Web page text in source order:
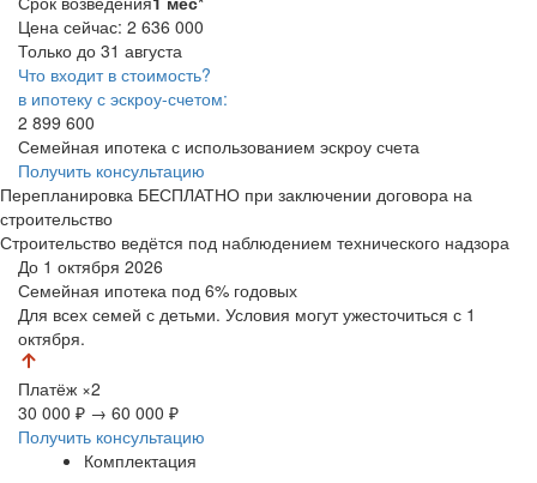
Цена сейчас: 2 636 000
Только до 31 августа
Что входит в стоимость?
в ипотеку с эскроу-счетом:
2 899 600
Семейная ипотека с использованием эскроу счета
Получить консультацию
Перепланировка БЕСПЛАТНО при заключении договора на
строительство
Строительство ведётся под наблюдением технического надзора
До 1 октября 2026
Семейная ипотека под 6% годовых
Для всех семей с детьми. Условия могут ужесточиться с 1
октября.
Платёж ×2
30 000 ₽ → 60 000 ₽
Получить консультацию
Комплектация